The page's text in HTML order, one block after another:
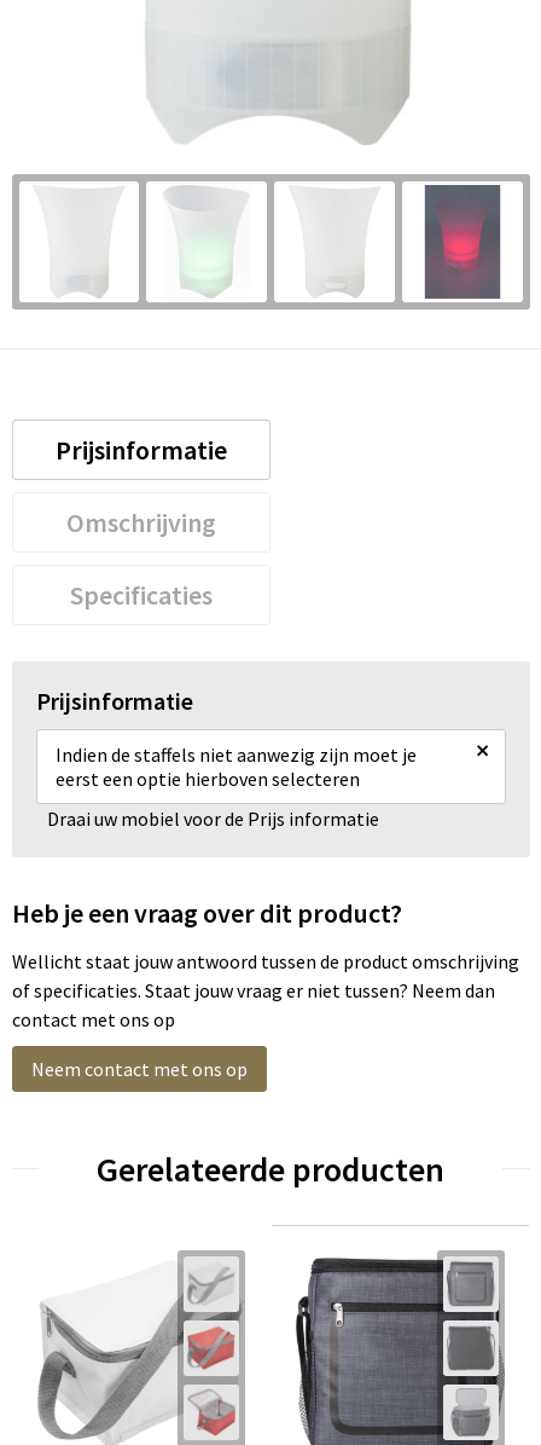
Prijsinformatie
Omschrijving
Specificaties
Prijsinformatie
Indien de staffels niet aanwezig zijn moet je
eerst een optie hierboven selecteren
×
Draai uw mobiel voor de Prijs informatie
Heb je een vraag over dit product?
Wellicht staat jouw antwoord tussen de product omschrijving
of specificaties. Staat jouw vraag er niet tussen? Neem dan
contact met ons op
Neem contact met ons op
Gerelateerde producten